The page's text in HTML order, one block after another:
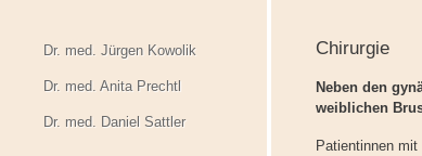
Chirurgie
Neben den
weiblichen
Patientinnen
Dr. med. Jürgen Kowolik
Dr. med. Anita Prechtl
Dr. med. Daniel Sattler